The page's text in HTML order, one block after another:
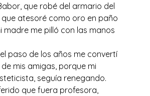
que robé del armario del
que atesoré como oro en paño
madre me pilló con las manos
paso de los años me convertí
mis amigas, porque mi
seguía renegando.
que fuera profesora,